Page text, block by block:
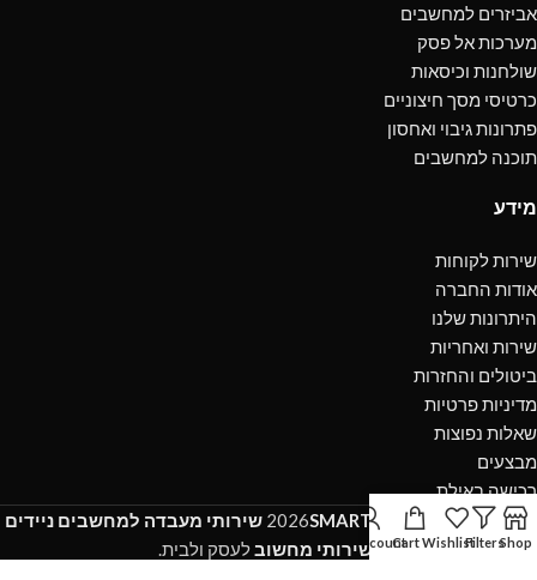
אביזרים למחשבים
מערכות אל פסק
שולחנות וכיסאות
כרטיסי מסך חיצוניים
פתרונות גיבוי ואחסון
תוכנה למחשבים
מידע
שירות לקוחות
אודות החברה
היתרונות שלנו
שירות ואחריות
ביטולים והחזרות
מדיניות פרטיות
שאלות נפוצות
מבצעים
רכישה באילת
כל הזכיות שמורות
2026SMART-IT
שירותי מעבדה למחשבים ניידים
ושירותי מחשובלעסק ולבית. Shop
Filters
Wishlist
Cart
My account